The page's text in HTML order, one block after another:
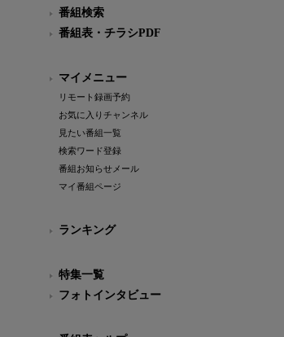
番組検索
番組表・チラシPDF
マイメニュー
リモート録画予約
お気に入りチャンネル
見たい番組一覧
検索ワード登録
番組お知らせメール
マイ番組ページ
ランキング
特集一覧
フォトインタビュー